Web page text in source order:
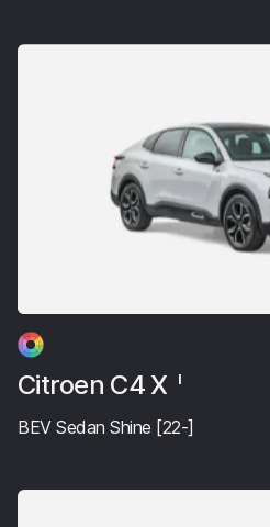
Citroen C4 X I
BEV Sedan Shine [22-]